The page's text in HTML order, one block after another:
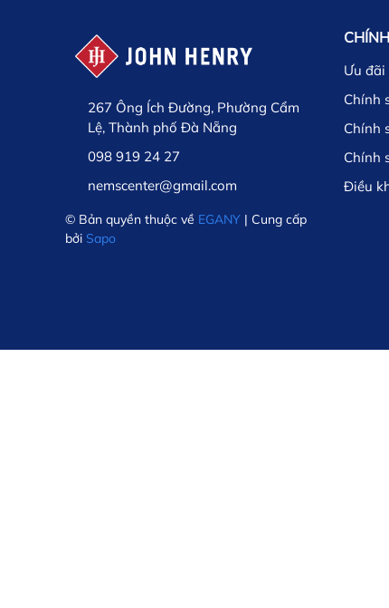
267 Ông Ích Đường, Phường Cẩm
Lệ, Thành phố Đà Nẵng
098 919 24 27
nemscenter@gmail.com
© Bản quyền thuộc về EGANY | Cung cấp
bởi Sapo
Ưu đãi
Chính
Chính
Chính
Điều